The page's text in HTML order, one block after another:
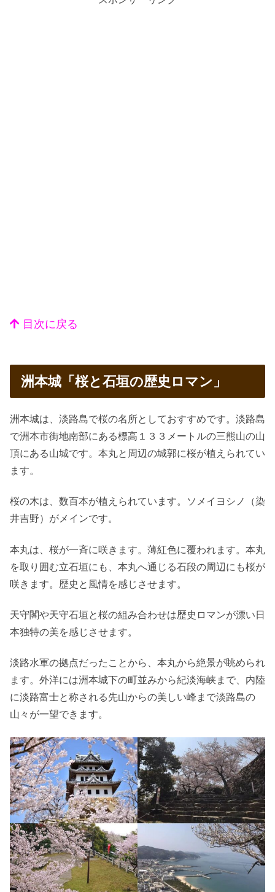
目次に戻る
洲本城「桜と石垣の歴史ロマン」
洲本城は、淡路島で桜の名所としておすすめです。淡路島
で洲本市街地南部にある標高１３３メートルの三熊山の山
頂にある山城です。本丸と周辺の城郭に桜が植えられてい
ます。
桜の木は、数百本が植えられています。ソメイヨシノ（染
井吉野）がメインです。
本丸は、桜が一斉に咲きます。薄紅色に覆われます。本丸
を取り囲む立石垣にも、本丸へ通じる石段の周辺にも桜が
咲きます。歴史と風情を感じさせます。
天守閣や天守石垣と桜の組み合わせは歴史ロマンが漂い日
本独特の美を感じさせます。
淡路水軍の拠点だったことから、本丸から絶景が眺められ
ます。外洋には洲本城下の町並みから紀淡海峡まで、内陸
に淡路富士と称される先山からの美しい峰まで淡路島の
山々が一望できます。